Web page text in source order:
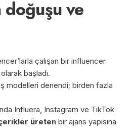
doğuşu ve
çalışan bir influencer
başladı.
modelleri denendi; birden fazla
Influera, Instagram ve TikTok
üreten bir ajans yapısına